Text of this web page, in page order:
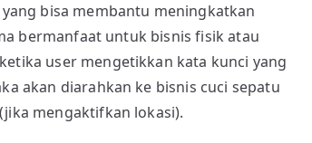
bisa membantu meningkatkan
bermanfaat untuk bisnis fisik atau
user mengetikkan kata kunci yang
akan diarahkan ke bisnis cuci sepatu
mengaktifkan lokasi).